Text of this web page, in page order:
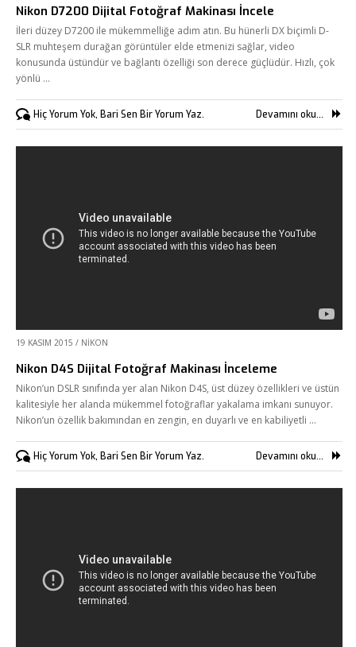
Nikon D7200 Dijital Fotoğraf Makinası İncele
İleri düzey D7200 ile mükemmelliğe adım atın. Bu hünerli DX biçimli D-
SLR muhteşem durağan görüntüler elde etmenizi sağlar, video
konusunda üstündür ve bağlantı özelliği son derece güçlüdür. Hızlı, çok
yönlü …
Hiç Yorum Yok, Bari Sen Bir Yorum Yaz. Devamını oku...
19 KASIM 2015 / NIKON
Nikon D4S Dijital Fotoğraf Makinası İnceleme
Nikon’un DSLR sınıfında yer alan Nikon D4S, üst düzey özellikleri ve üstün
kalitesiyle her alanda mükemmel fotoğraflar yakalama imkanı sunuyor.
Nikon’un özellik bakımından en zengin, en duyarlı ve en kabiliyetli …
Hiç Yorum Yok, Bari Sen Bir Yorum Yaz. Devamını oku...